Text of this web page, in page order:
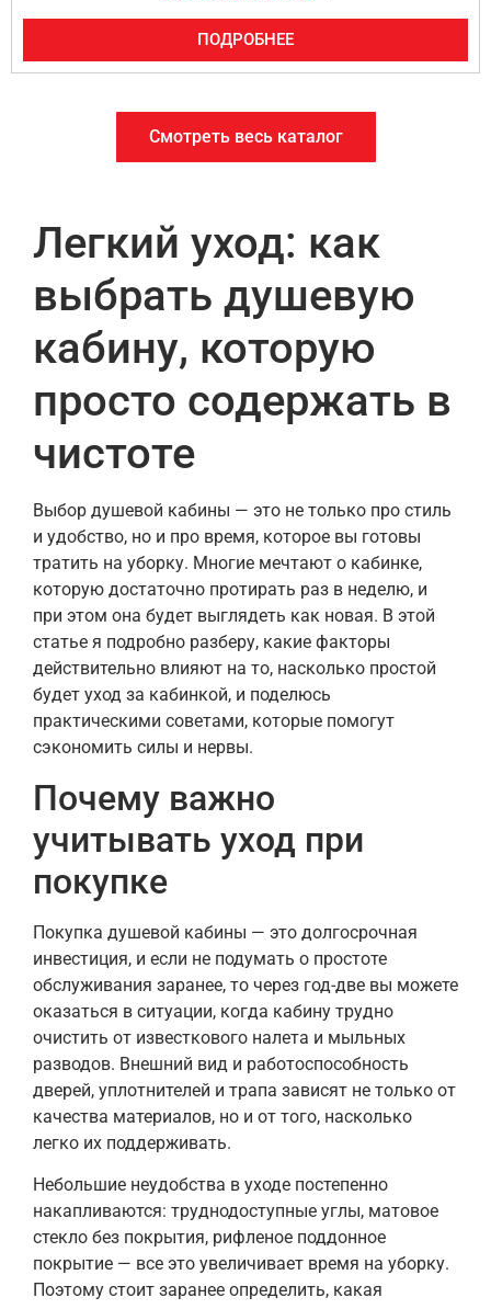
ПОДРОБНЕЕ
Смотреть весь каталог
Легкий уход: как
выбрать душевую
кабину, которую
просто содержать в
чистоте
Выбор душевой кабины — это не только про стиль
и удобство, но и про время, которое вы готовы
тратить на уборку. Многие мечтают о кабинке,
которую достаточно протирать раз в неделю, и
при этом она будет выглядеть как новая. В этой
статье я подробно разберу, какие факторы
действительно влияют на то, насколько простой
будет уход за кабинкой, и поделюсь
практическими советами, которые помогут
сэкономить силы и нервы.
Почему важно
учитывать уход при
покупке
Покупка душевой кабины — это долгосрочная
инвестиция, и если не подумать о простоте
обслуживания заранее, то через год-две вы можете
оказаться в ситуации, когда кабину трудно
очистить от известкового налета и мыльных
разводов. Внешний вид и работоспособность
дверей, уплотнителей и трапа зависят не только от
качества материалов, но и от того, насколько
легко их поддерживать.
Небольшие неудобства в уходе постепенно
накапливаются: труднодоступные углы, матовое
стекло без покрытия, рифленое поддонное
покрытие — все это увеличивает время на уборку.
Поэтому стоит заранее определить, какая